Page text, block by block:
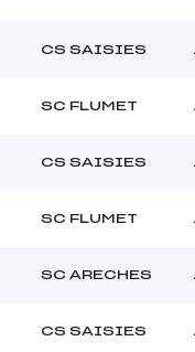
CS SAISIES
SC FLUMET
CS SAISIES
SC FLUMET
SC ARECHES
CS SAISIES